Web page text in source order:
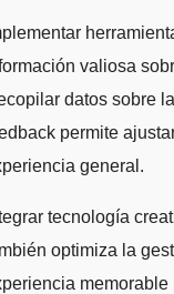
valiosa
datos sobre
permite
general.
tecnología
optimiza la
memorable